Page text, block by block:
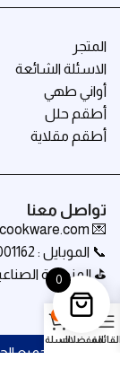
المتجر
الاسئلة الشائعة
أواني طهي
أطقم حلل
أطقم مقلاية
تواصل معنا
💌 contact@velarcookware.com
📞 الموبايل : 01559001162
⛳ المنطقة
جميع
0
المفضلات
0
السلة